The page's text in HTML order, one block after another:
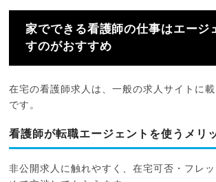
家でできる看護師の仕事はエージ
すのがおすすめ
在宅の看護師求人は、一般の求人サイトに
です。
看護師が転職エージェントを使うメリ
非公開求人に触れやすく、在宅可否・フレ